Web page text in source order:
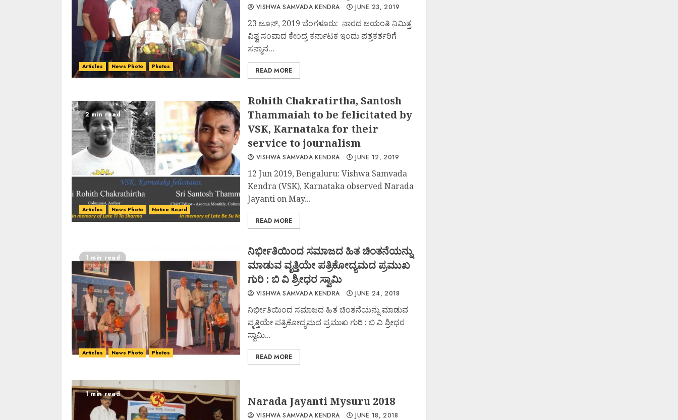
Articles News Photo Photos
VISHWA SAMVADA KENDRA JUNE 23, 2019
23 ಜೂನ್, 2019 ಬೆಂಗಳೂರು: ನಾರದ ಜಯಂತಿ ನಿಮಿತ್ತ
ವಿಶ್ವ ಸಂವಾದ ಕೇಂದ್ರ ಕರ್ನಾಟಕ ಇಂದು ಪತ್ರಕರ್ತರಿಗೆ
ಸನ್ಮಾನ...
READ MORE
2 min read
Articles News Photo Notice Board
Rohith Chakratirtha, Santosh
Thammaiah to be felicitated by
VSK, Karnataka for their
service to journalism
VISHWA SAMVADA KENDRA JUNE 12, 2019
12 Jun 2019, Bengaluru: Vishwa Samvada
Kendra (VSK), Karnataka observed Narada
Jayanti on May...
READ MORE
1 min read
Articles News Photo Photos
ನಿರ್ಭೀತಿಯಿಂದ ಸಮಾಜದ ಹಿತ ಚಿಂತನೆಯನ್ನು
ಮಾಡುವ ವೃತ್ತಿಯೇ ಪತ್ರಿಕೋದ್ಯಮದ ಪ್ರಮುಖ
ಗುರಿ : ಬಿ ವಿ ಶ್ರೀಧರ ಸ್ವಾಮಿ
VISHWA SAMVADA KENDRA JUNE 24, 2018
ನಿರ್ಭೀತಿಯಿಂದ ಸಮಾಜದ ಹಿತ ಚಿಂತನೆಯನ್ನು ಮಾಡುವ
ವೃತ್ತಿಯೇ ಪತ್ರಿಕೋದ್ಯಮದ ಪ್ರಮುಖ ಗುರಿ : ಬಿ ವಿ ಶ್ರೀಧರ
ಸ್ವಾಮಿ...
READ MORE
1 min read
Narada Jayanti Mysuru 2018
VISHWA SAMVADA KENDRA JUNE 18, 2018